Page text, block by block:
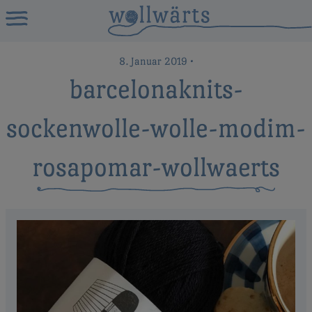
8. Januar 2019 •
barcelonaknits-
sockenwolle-wolle-modim-
rosapomar-wollwaerts